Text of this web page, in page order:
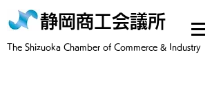
静岡商工会議所
​The Shizuoka Chamber of Commerce & Industry